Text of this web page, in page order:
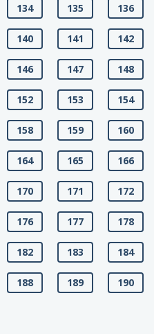
134 135 136
140 141 142
146 147 148
152 153 154
158 159 160
164 165 166
170 171 172
176 177 178
182 183 184
188 189 190